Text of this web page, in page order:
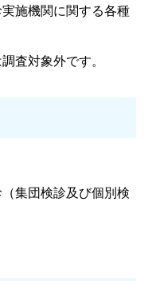
施機関に関する各種
査対象外です。
集団検診及び個別検